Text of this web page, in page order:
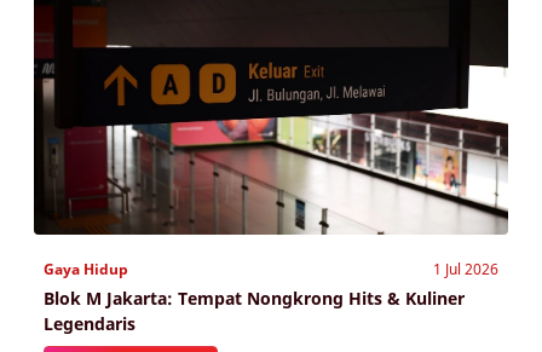
Gaya Hidup 1 Jul 2026
Blok M Jakarta: Tempat Nongkrong Hits & Kuliner
Legendaris